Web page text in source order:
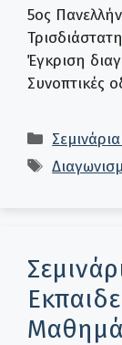
5ος
Έγκριση
Συνοπτικές
Ετικέτες